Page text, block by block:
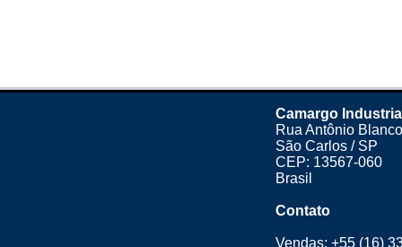
Camargo
Rua Antônio
São Carlos / SP
CEP: 13567-060
Brasil
Contato
Vendas:+55 (16)